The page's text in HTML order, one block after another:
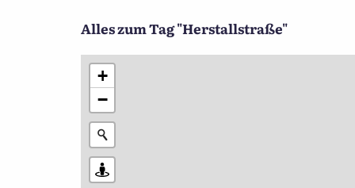
Alles zum Tag "Herstallstraße"
+
−